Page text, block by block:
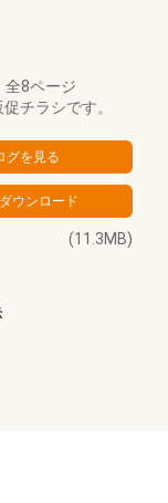
全8ページ
チラシです。
(11.3MB)